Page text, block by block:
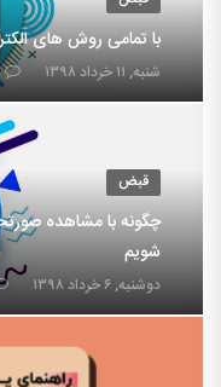
با تمامی روش های
شنبه, ۱۱ خرداد ۱۳۹۸
قبض
چگونه با مشاهده
شویم
دوشنبه, ۶ خرداد ۱۳۹۸